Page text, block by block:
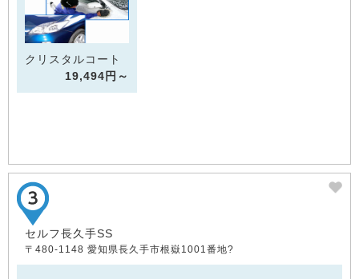
クリスタルコート
19,494円～
セルフ長久手SS
〒480-1148 愛知県長久手市根嶽1001番地?